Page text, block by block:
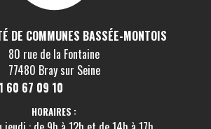
DE COMMUNES BASSÉE-MONTOIS
80 rue de la Fontaine
77480 Bray sur Seine
60 67 09 10
HORAIRES :